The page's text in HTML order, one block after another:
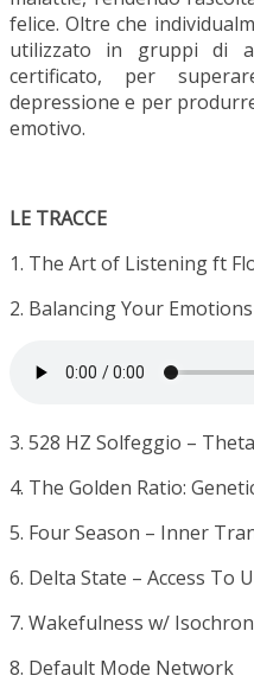
felice. Oltre che
utilizzato in gruppi di
certificato, per
depressione e per
emotivo.
LE TRACCE
1. The Art of Listening ft
2. Balancing Your
3. 528 HZ Solfeggio –
4. The Golden Ratio:
5. Four Season – Inner
6. Delta State – Access To
7. Wakefulness w/
8. Default Mode Network